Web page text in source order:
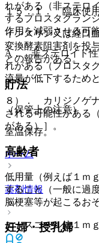
１５．１． 臨床使
インスリン又は経口
変換酵素阻害剤を投
との報告がある。
貯法
（保管上の注意）
室温保存。
ホーム
薬剤情報
エースコール錠１ｍｇ
れがある（非ステロ
するプロスタグラン
作用を減弱させる可
A． 非ステロイド性
れがある（プロスタ
流量が低下するため
８）． カリジノゲ
される可能性がある
がある）］。
高齢者
低用量（例えば１ｍ
すること（一般に過
脳梗塞等が起こるお
妊婦・授乳婦